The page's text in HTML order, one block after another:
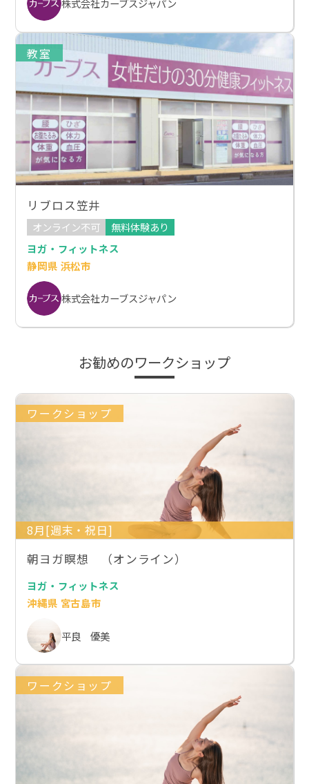
株式会社カーブスジャパン
教室
リブロス笠井
オンライン不可
無料体験あり
ヨガ・フィットネス
静岡県 浜松市
株式会社カーブスジャパン
お勧めのワークショップ
ワークショップ
8月[週末・祝日]
朝ヨガ瞑想 （オンライン）
ヨガ・フィットネス
沖縄県 宮古島市
平良 優美
ワークショップ